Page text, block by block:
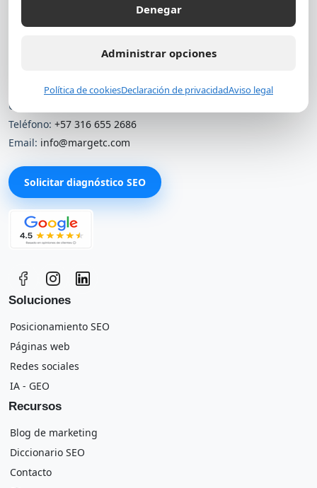
Denegar
Administrar opciones
Política de cookiesDeclaración de privacidadAviso legal
empresas a ganar visibilidad orgánica, atraer clientes
Ubicación:
Teléfono: +57 316 655 2686
Email: info@margetc.com
Solicitar diagnóstico SEO
Soluciones
Posicionamiento SEO
Páginas web
Redes sociales
IA - GEO
Recursos
Blog de marketing
Diccionario SEO
Contacto